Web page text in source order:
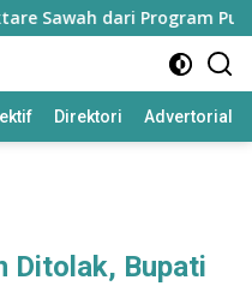
dari Program Pusat
Direktori Advertorial
Ditolak, Bupati